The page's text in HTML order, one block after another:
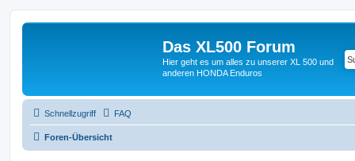
Das XL500 Forum
Hier geht es um alles zu unserer XL 500 und
anderen HONDA Enduros
Schnellzugriff FAQ
Foren-Übersicht